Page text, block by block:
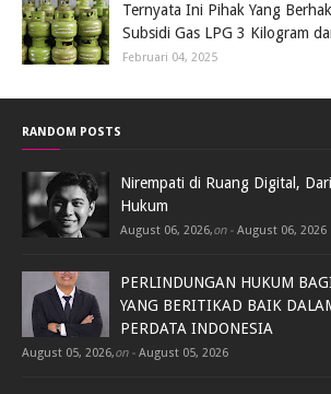
Ternyata Ini Pihak Yang
Subsidi Gas LPG 3 Kilogram
Februari 04, 2025
RANDOM POSTS
Nirempati di Ruang Digital,
Hukum
August 06, 2026,on - August 06, 2026
PERLINDUNGAN HUKUM
YANG BERITIKAD BAIK
PERDATA INDONESIA
August 05, 2026,on - August 05, 2026